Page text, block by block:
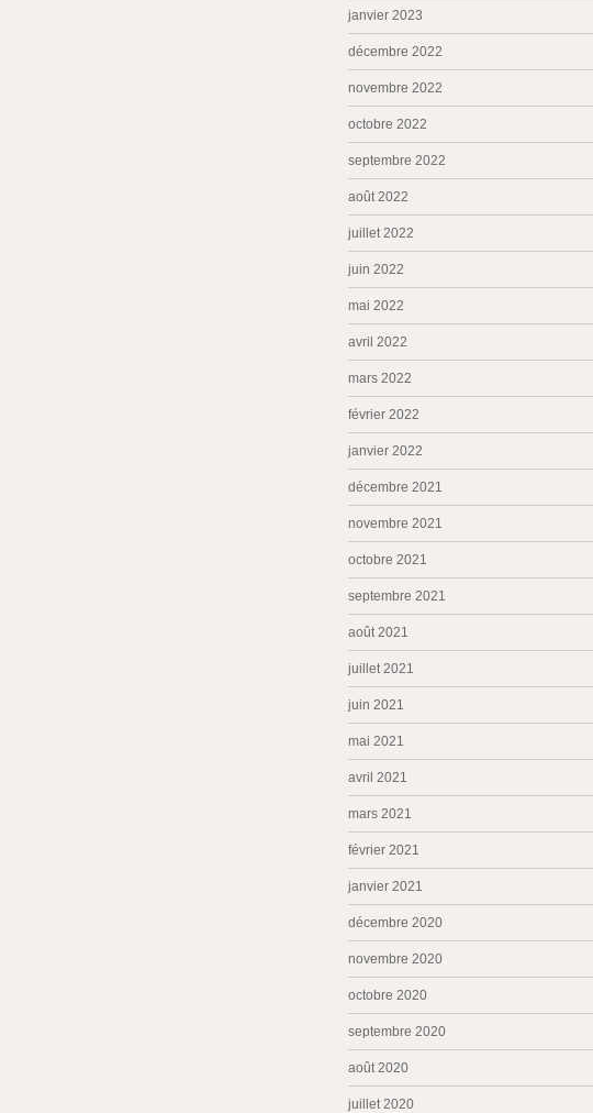
janvier 2023
décembre 2022
novembre 2022
octobre 2022
septembre 2022
août 2022
juillet 2022
juin 2022
mai 2022
avril 2022
mars 2022
février 2022
janvier 2022
décembre 2021
novembre 2021
octobre 2021
septembre 2021
août 2021
juillet 2021
juin 2021
mai 2021
avril 2021
mars 2021
février 2021
janvier 2021
décembre 2020
novembre 2020
octobre 2020
septembre 2020
août 2020
juillet 2020